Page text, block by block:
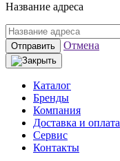
Название адреса
Отправить Отмена
Каталог
Бренды
Компания
Доставка и оплата
Сервис
Контакты